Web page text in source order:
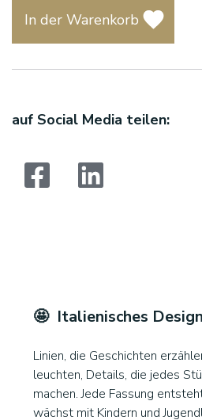
In der Warenkorb
auf Social Media teilen:
🤩 Italienisches
Linien, die Geschichten
leuchten, Details, die jedes
machen. Jede Fassung
wächst mit Kindern und